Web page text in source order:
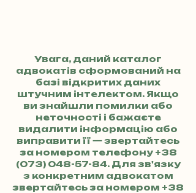
Увага, даний каталог
адвокатів сформований на
базі відкритих даних
штучним інтелектом. Якщо
ви знайшли помилки або
неточності і бажаєте
видалити інформацію або
виправити її — звертайтесь
за номером телефону +38
(073) 048-57-84. Для зв'язку
з конкретним адвокатом
звертайтесь за номером +38